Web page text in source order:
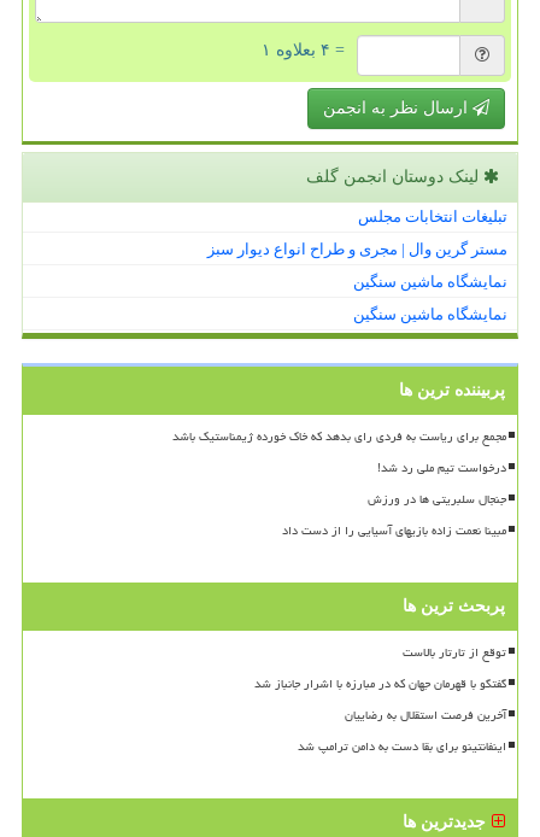
= ۴ بعلاوه ۱
ارسال نظر به انجمن
لینک دوستان انجمن گلف
تبلیغات انتخابات مجلس
مستر گرین وال | مجری و طراح انواع دیوار سبز
نمایشگاه ماشین سنگین
نمایشگاه ماشین سنگین
پربیننده ترین ها
مجمع برای ریاست به فردی رای بدهد که خاک خورده ژیمناستیک باشد
درخواست تیم ملی رد شد!
جنجال سلبریتی ها در ورزش
مبینا نعمت زاده بازیهای آسیایی را از دست داد
پربحث ترین ها
توقع از تارتار بالاست
گفتگو با قهرمان جهان که در مبارزه با اشرار جانباز شد
آخرین فرصت استقلال به رضاییان
اینفانتینو برای بقا دست به دامن ترامپ شد
جدیدترین ها